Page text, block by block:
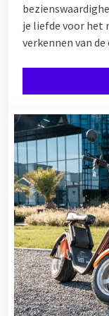
je liefde voor het
verkennen van